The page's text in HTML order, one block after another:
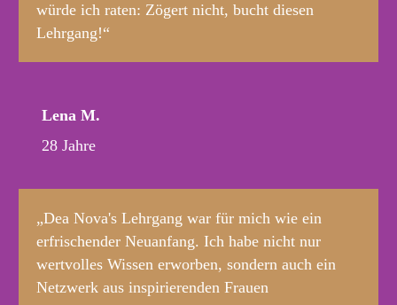
würde ich raten: Zögert nicht, bucht diesen
Lehrgang!“
Lena M.
28 Jahre
„Dea Nova's Lehrgang war für mich wie ein
erfrischender Neuanfang. Ich habe nicht nur
wertvolles Wissen erworben, sondern auch ein
Netzwerk aus inspirierenden Frauen